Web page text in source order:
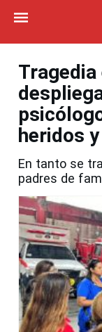
heridos
En tanto se
padres de